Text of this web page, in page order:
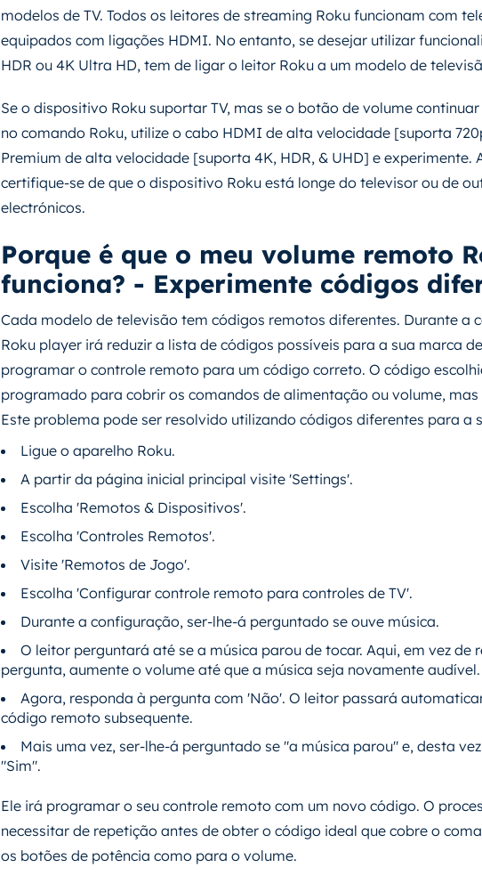
modelos de TV. Todos os leitores de streaming Roku funcionam com
equipados com ligações HDMI. No entanto, se desejar utilizar
HDR ou 4K Ultra HD, tem de ligar o leitor Roku a um modelo de
Se o dispositivo Roku suportar TV, mas se o botão de volume
no comando Roku, utilize o cabo HDMI de alta velocidade [suporta
Premium de alta velocidade [suporta 4K, HDR, & UHD] e experimente.
certifique-se de que o dispositivo Roku está longe do televisor ou de
electrónicos.
Porque é que o meu volume remoto
funciona? - Experimente códigos
Cada modelo de televisão tem códigos remotos diferentes. Durante a
Roku player irá reduzir a lista de códigos possíveis para a sua marca
programar o controle remoto para um código correto. O código
programado para cobrir os comandos de alimentação ou volume, mas
Este problema pode ser resolvido utilizando códigos diferentes para a
Ligue o aparelho Roku.
A partir da página inicial principal visite 'Settings'.
Escolha 'Remotos & Dispositivos'.
Escolha 'Controles Remotos'.
Visite 'Remotos de Jogo'.
Escolha 'Configurar controle remoto para controles de TV'.
Durante a configuração, ser-lhe-á perguntado se ouve música.
O leitor perguntará até se a música parou de tocar. Aqui, em vez de
pergunta, aumente o volume até que a música seja novamente audível.
Agora, responda à pergunta com 'Não'. O leitor passará
código remoto subsequente.
Mais uma vez, ser-lhe-á perguntado se "a música parou" e, desta
"Sim".
Ele irá programar o seu controle remoto com um novo código. O
necessitar de repetição antes de obter o código ideal que cobre o
os botões de potência como para o volume.